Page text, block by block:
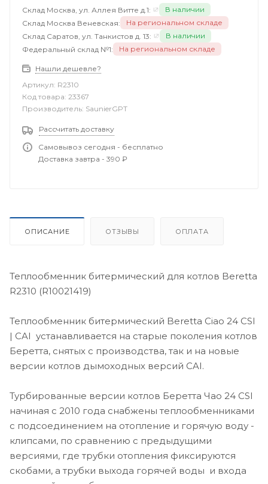
Склад Москва, ул. Аллея Витте д.1:
В наличии
Склад Москва Веневская:
На региональном складе
Склад Саратов, ул. Танкистов д. 13:
В наличии
Федеральный склад №1:
На региональном складе
Нашли дешевле?
Артикул: R2310
Код товара: 23367
Производитель: SaunierGPT
Рассчитать доставку
Самовывоз сегодня - бесплатно
Доставка завтра - 390 ₽
ОПИСАНИЕ ОТЗЫВЫ ОПЛАТА
Теплообменник битермический для котлов Beretta
R2310 (R10021419)
Теплообменник битермический Beretta Ciao 24 CSI
| CAI устанавливается на старые поколения котлов
Беретта, снятых с производства, так и на новые
версии котлов дымоходных версий CAI.
Турбированные версии котлов Беретта Чао 24 CSI
начиная с 2010 года снабжены теплообменниками
с подсоединением на отопление и горячую воду -
клипсами, по сравнению с предыдущими
версиями, где трубки отопления фиксируются
скобами, а трубки выхода горячей воды и входа